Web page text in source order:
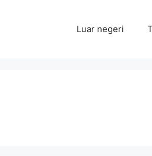
Luar negeri